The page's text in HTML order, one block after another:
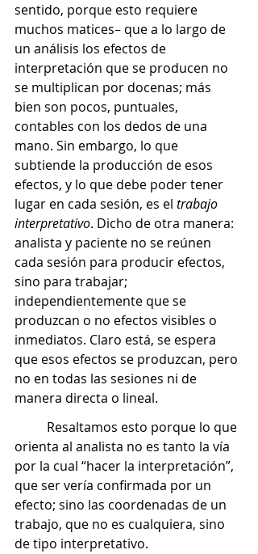
sentido, porque esto requiere
muchos matices– que a lo largo de
un análisis los efectos de
interpretación que se producen no
se multiplican por docenas; más
bien son pocos, puntuales,
contables con los dedos de una
mano. Sin embargo, lo que
subtiende la producción de esos
efectos, y lo que debe poder tener
lugar en cada sesión, es el trabajo
interpretativo. Dicho de otra manera:
analista y paciente no se reúnen
cada sesión para producir efectos,
sino para trabajar;
independientemente que se
produzcan o no efectos visibles o
inmediatos. Claro está, se espera
que esos efectos se produzcan, pero
no en todas las sesiones ni de
manera directa o lineal.
orienta al analista no es tanto la vía
por la cual “hacer la interpretación”,
que ser vería confirmada por un
efecto; sino las coordenadas de un
trabajo, que no es cualquiera, sino
de tipo interpretativo.